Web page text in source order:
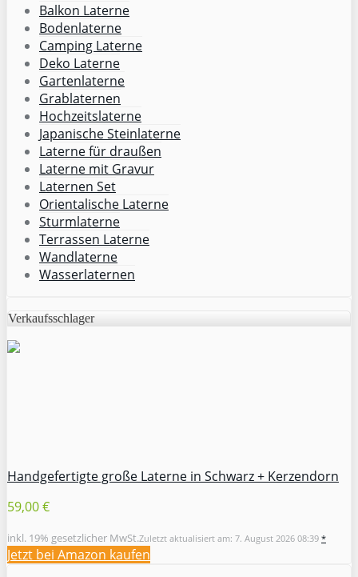
Balkon Laterne
Bodenlaterne
Camping Laterne
Deko Laterne
Gartenlaterne
Grablaternen
Hochzeitslaterne
Japanische Steinlaterne
Laterne für draußen
Laterne mit Gravur
Laternen Set
Orientalische Laterne
Sturmlaterne
Terrassen Laterne
Wandlaterne
Wasserlaternen
Verkaufsschlager
Handgefertigte große Laterne in Schwarz + Kerzendorn
59,00 €
inkl. 19% gesetzlicher MwSt.Zuletzt aktualisiert am: 7. August 2026 08:39 *
Jetzt bei Amazon kaufen